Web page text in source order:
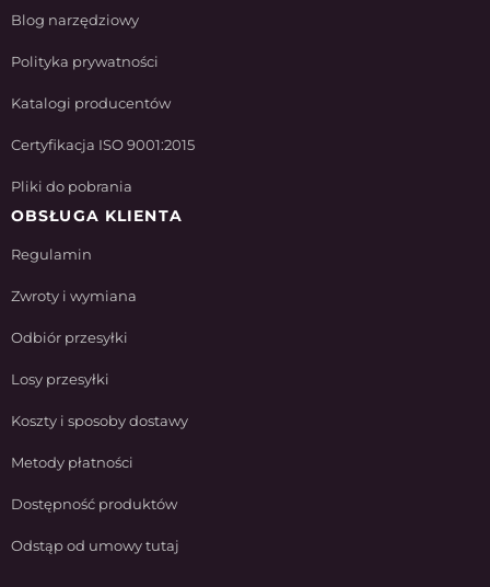
Blog narzędziowy
Polityka prywatności
Katalogi producentów
Certyfikacja ISO 9001:2015
Pliki do pobrania
OBSŁUGA KLIENTA
Regulamin
Zwroty i wymiana
Odbiór przesyłki
Losy przesyłki
Koszty i sposoby dostawy
Metody płatności
Dostępność produktów
Odstąp od umowy tutaj